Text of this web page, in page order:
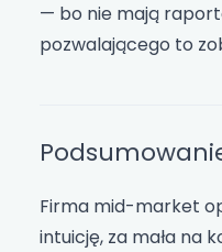
— bo nie mają
pozwalającego to
Firma mid-market
intuicję, za mała na